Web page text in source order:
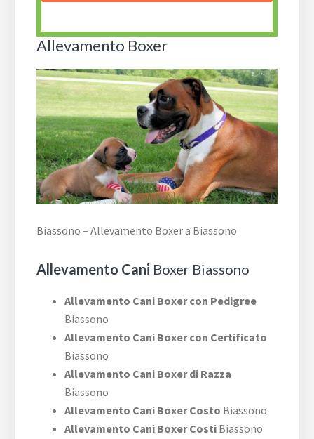
Allevamento Boxer
Biassono – Allevamento Boxer a Biassono
Allevamento Cani Boxer Biassono
Allevamento Cani Boxer con Pedigree
Biassono
Allevamento Cani Boxer con Certificato
Biassono
Allevamento Cani Boxer di Razza
Biassono
Allevamento Cani Boxer Costo Biassono
Allevamento Cani Boxer Costi Biassono